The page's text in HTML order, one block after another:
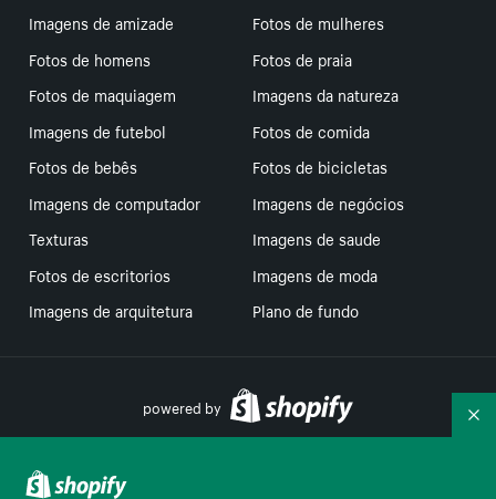
Imagens de amizade
Fotos de mulheres
Fotos de homens
Fotos de praia
Fotos de maquiagem
Imagens da natureza
Imagens de futebol
Fotos de comida
Fotos de bebês
Fotos de bicicletas
Imagens de computador
Imagens de negócios
Texturas
Imagens de saude
Fotos de escritorios
Imagens de moda
Imagens de arquitetura
Plano de fundo
powered by